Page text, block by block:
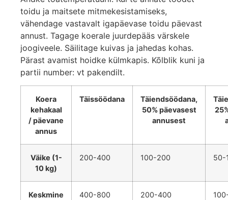
toidu ja maitsete mitmekesistamiseks,
vähendage vastavalt igapäevase toidu päevast
annust. Tagage koerale juurdepääs värskele
joogiveele. Säilitage kuivas ja jahedas kohas.
Pärast avamist hoidke külmkapis. Kõlblik kuni ja
partii number: vt pakendilt.
Koera
kehakaal
/ päevane
annus
Täissöödana
Täiendsöödana,
50% päevasest
annusest
Väike (1-
10 kg)
200-400 100-200 50-
Keskmine
400-800 200-400